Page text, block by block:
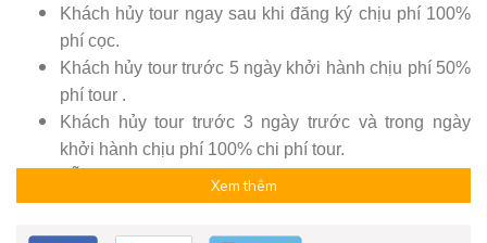
Khách hủy tour ngay sau khi đăng ký chịu phí 100%
phí cọc.
Khách hủy tour trước 5 ngày khởi hành chịu phí 50%
phí tour .
Khách hủy tour trước 3 ngày trước và trong ngày
khởi hành chịu phí 100% chi phí tour.
Lễ/Tết hủy vé mất 100% chi phí tour
Xem thêm